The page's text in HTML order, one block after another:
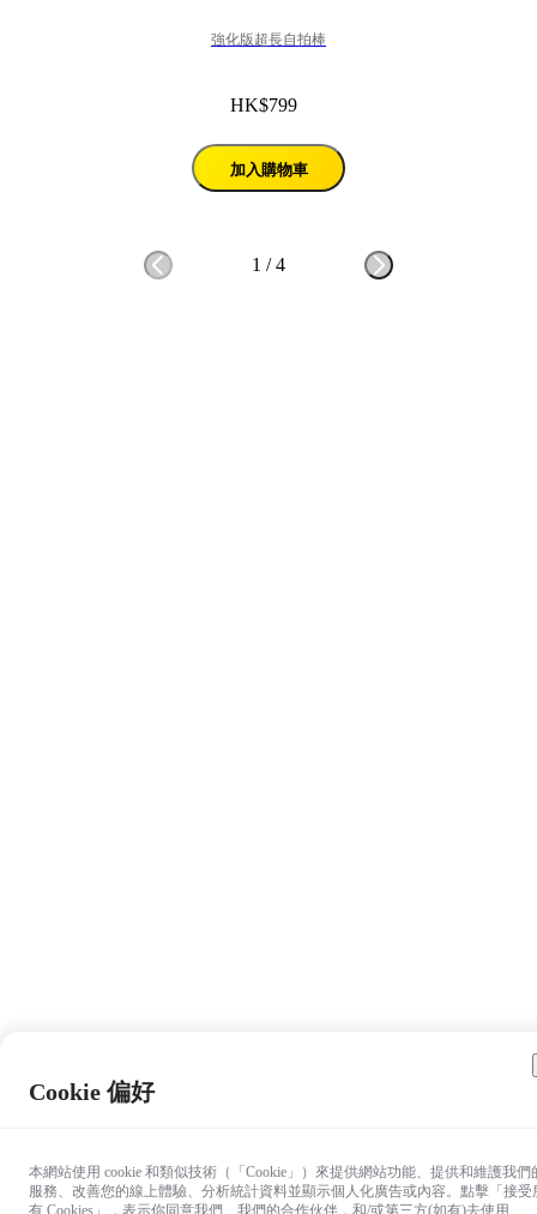
強化版超長自拍棒
HK$799
加入購物車
1 /4
Cookie 偏好
本網站使用 cookie 和類似技術（「Cookie」）來提供網站功能、提供和維護我們
服務、改善您的線上體驗、分析統計資料並顯示個人化廣告或內容。點擊「接受
有 Cookies」，表示你同意我們、我們的合作伙伴，和/或第三方(如有)去使用